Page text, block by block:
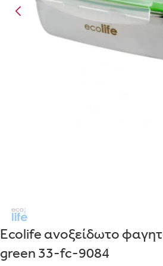
Ecolife ανοξείδωτο
green 33-fc-9084
Με την προσφορά θα λάβεις
χαμηλότερη τιμή αν
Με την προσφοράκερδίζεις
με την
Είναι για δώρο;
ΝΑΙ